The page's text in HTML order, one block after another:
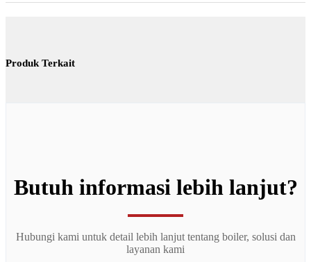
Produk Terkait
Butuh informasi lebih lanjut?
Hubungi kami untuk detail lebih lanjut tentang boiler, solusi dan
layanan kami